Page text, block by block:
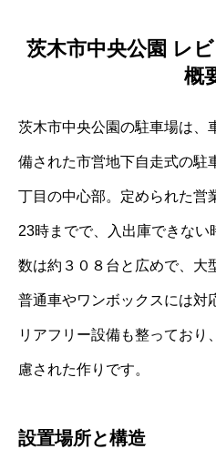
茨木市中央公園 レ
概
茨木市中央公園の駐車場は、
備された市営地下自走式の駐
丁目の中心部。定められた営
23時までで、入出庫できない
数は約３０８台と広めで、大
普通車やワンボックスには対
リアフリー設備も整っており
慮された作りです。
設置場所と構造